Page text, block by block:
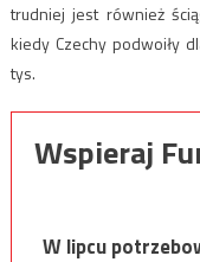
trudniej jest również
kiedy Czechy podwoiły
tys.
Wspieraj
W lipcu